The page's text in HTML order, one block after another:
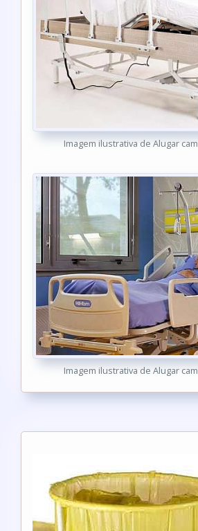
Imagem ilustrativa de Alugar
Imagem ilustrativa de Alugar